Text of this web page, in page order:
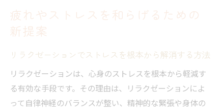
疲れやストレスを和らげるための
新提案
リラクゼーションでストレスを根本から解消する方法
リラクゼーションは、心身のストレスを根本から軽減す
る有効な手段です。その理由は、リラクゼーションによ
って自律神経のバランスが整い、精神的な緊張や身体の